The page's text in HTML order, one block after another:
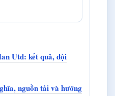
Utd: kết quả, đội
nguồn tải và hướng